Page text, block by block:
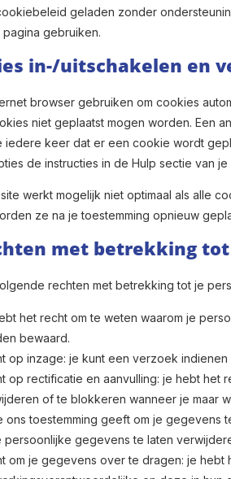
geladen zonder
gebruiken.
in-/uitschakelen en
browser gebruiken om cookies
niet geplaatst mogen worden. Een
iedere keer dat er een cookie wordt
de instructies in de Hulp sectie van je
werkt mogelijk niet optimaal als alle
ze na je toestemming opnieuw
met betrekking
rechten met betrekking tot je
het recht om te weten waarom je
bewaard.
op inzage: je kunt een verzoek
op rectificatie en aanvulling: je hebt het
of te blokkeren wanneer je maar
ons toestemming geeft om je gegevens
persoonlijke gegevens te laten
om je gegevens over te dragen: je